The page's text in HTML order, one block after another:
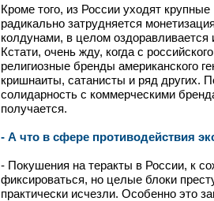
Кроме того, из России уходят
радикально затрудняется
колдунами, в целом
Кстати, очень жду, когда с
религиозные бренды американского
кришнаиты, сатанисты и ряд других.
солидарность с коммерческими
получается.
- А что в сфере противодействия
- Покушения на теракты в России, к
фиксироваться, но целые блоки
практически исчезли. Особенно это